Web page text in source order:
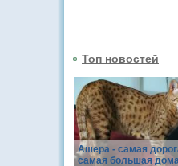
Топ новостей
Ашера - самая
самая большая